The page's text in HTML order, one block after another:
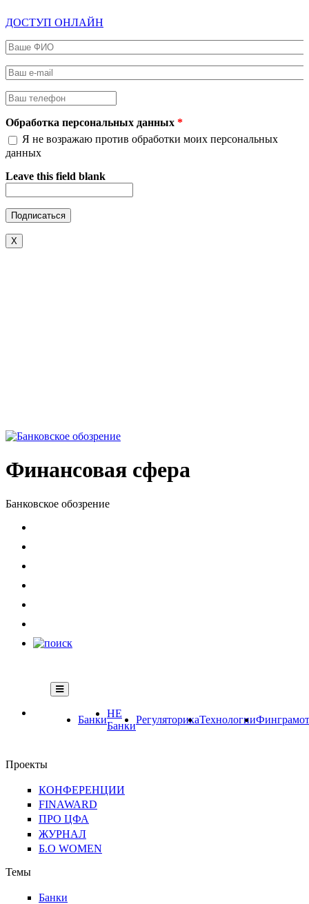
ДОСТУП ОНЛАЙН
Ваше ФИО
Ваш e-mail
Ваш телефон
Обработка персональных данных *
Я не возражаю против обработки моих персональных
данных
Leave this field blank
X
Финансовая сфера
Банковское обозрение
Банки
НЕ
Банки
РегуляторикаТехнологии
Проекты
КОНФЕРЕНЦИИ
FINAWARD
ПРО ЦФА
ЖУРНАЛ
Б.О WOMEN
Темы
Банки